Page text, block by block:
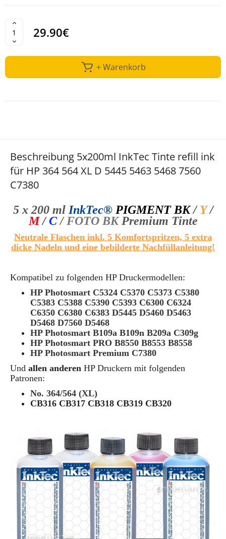
29.90€
+ Warenkorb
Beschreibung 5x200ml InkTec Tinte refill ink
für HP 364 564 XL D 5445 5463 5468 7560
C7380
5 x 200 ml InkTec® PIGMENT BK/Y/
M/C/ FOTO BK Premium Tinte
Neutrale Flaschen inkl. 5 Komfortspritzen, 5 extra
dicke Nadeln und eine bebilderte Nachfüllanleitung!
Kompatibel zu folgenden HP Druckermodellen:
HP Photosmart C5324 C5370 C5373 C5380
C5383 C5388 C5390 C5393 C6300 C6324
C6350 C6380 C6383 D5445 D5460 D5463
D5468 D7560 D5468
HP Photosmart B109a B109n B209a C309g
HP Photosmart PRO B8550 B8553 B8558
HP Photosmart Premium C7380
Und allen anderen HP Druckern mit folgenden
Patronen:
No. 364/564 (XL)
CB316 CB317 CB318 CB319 CB320